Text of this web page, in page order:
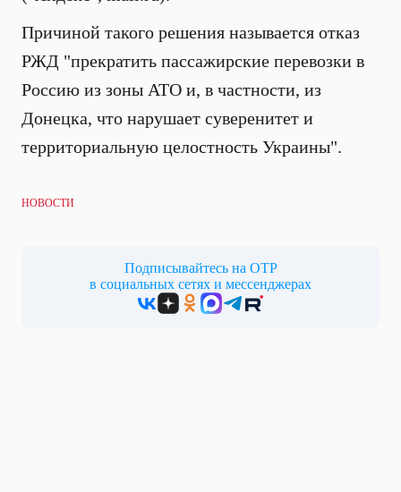
Причиной такого решения называется отказ
РЖД "прекратить пассажирские перевозки в
Россию из зоны АТО и, в частности, из
Донецка, что нарушает суверенитет и
территориальную целостность Украины".
НОВОСТИ
Подписывайтесь на ОТР
в социальных сетях и мессенджерах